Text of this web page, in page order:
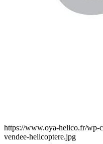
https://www.oya-helico.fr/wp-
vendee-helicoptere.jpg